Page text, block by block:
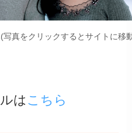
写真をクリックするとサイトに移
は こちら